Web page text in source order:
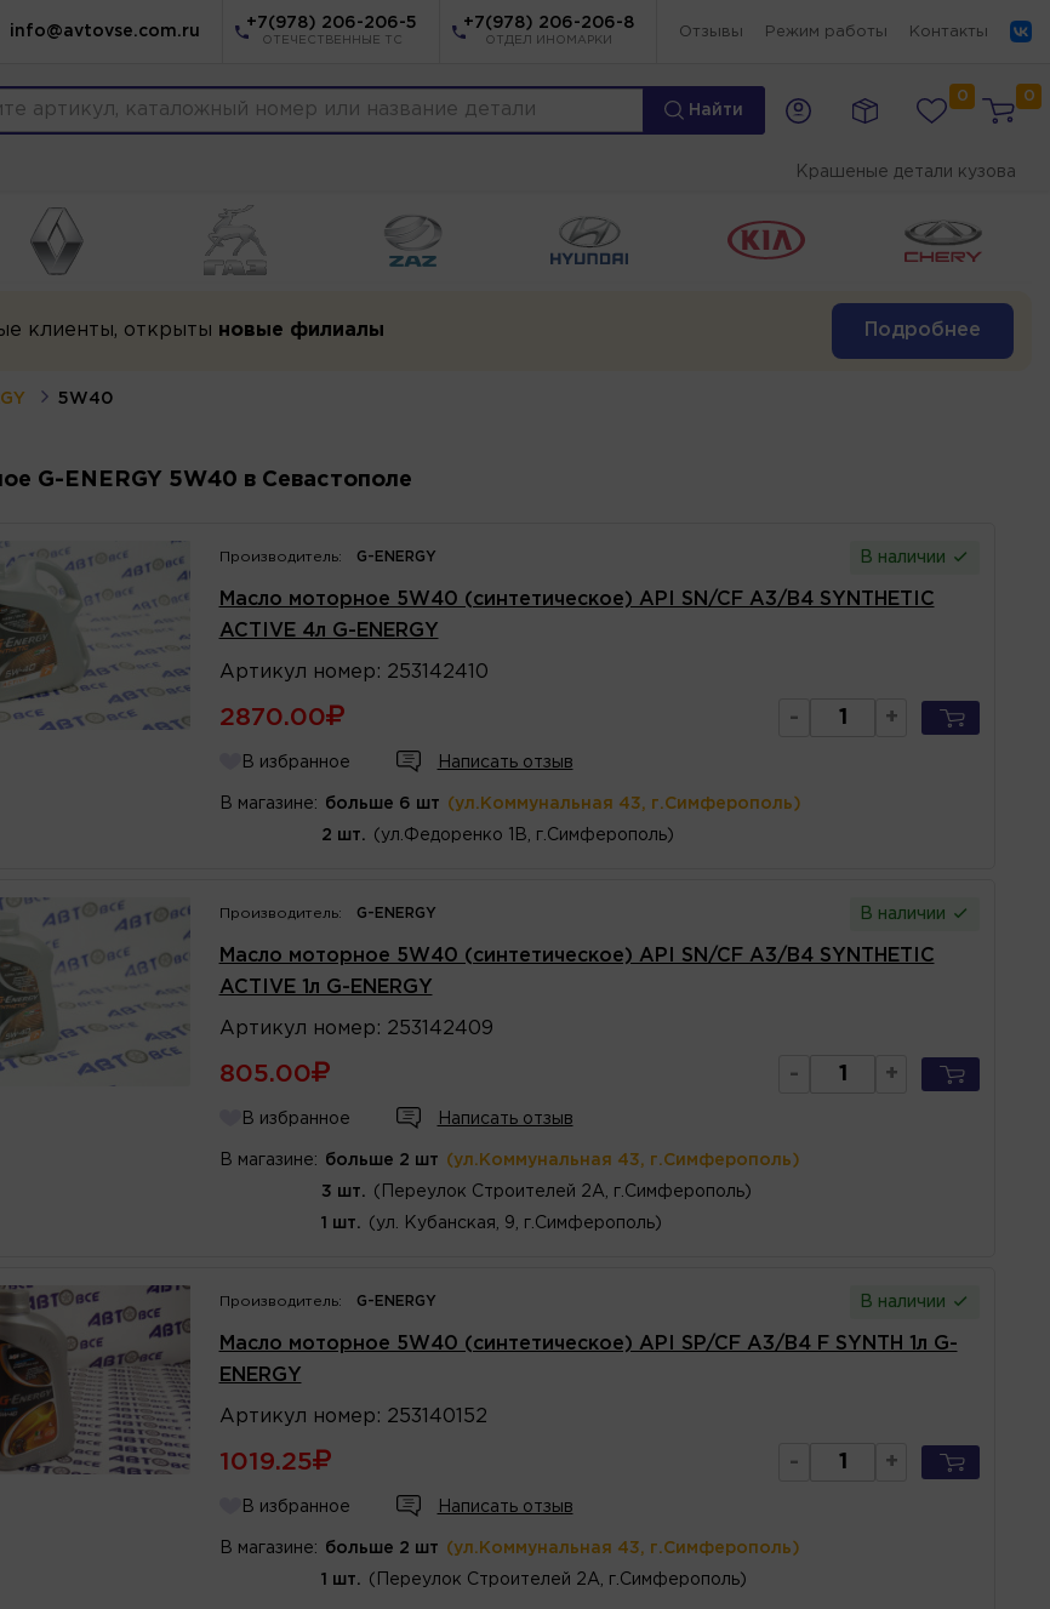
info@avtovse.com.ru
+7(978) 206-206-5
ОТЕЧЕСТВЕННЫЕ ТС
+7(978) 206-206-8
ОТДЕЛ ИНОМАРКИ
Отзывы Режим работы Контакты
Найти
0 0
Крашеные детали кузова
клиенты, открыты новые филиалы Подробнее
5W40
G-ENERGY 5W40 в Севастополе
Производитель: G-ENERGY В наличии
Масло моторное 5W40 (синтетическое) API SN/CF A3/B4 SYNTHETIC
ACTIVE 4л G-ENERGY
Артикул номер : 253142410
2870.00 - +
В избранное Написать отзыв
В магазине: больше 6 шт (ул.Коммунальная 43, г.Симферополь)
2 шт. (ул.Федоренко 1В, г.Симферополь)
Производитель: G-ENERGY В наличии
Масло моторное 5W40 (синтетическое) API SN/CF A3/B4 SYNTHETIC
ACTIVE 1л G-ENERGY
Артикул номер : 253142409
805.00 - +
В избранное Написать отзыв
В магазине: больше 2 шт (ул.Коммунальная 43, г.Симферополь)
3 шт. (Переулок Строителей 2А, г.Симферополь)
1 шт. (ул. Кубанская, 9, г.Симферополь)
Производитель: G-ENERGY В наличии
Масло моторное 5W40 (синтетическое) API SP/CF A3/B4 F SYNTH 1л G-
ENERGY
Артикул номер : 253140152
1019.25 - +
В избранное Написать отзыв
В магазине: больше 2 шт (ул.Коммунальная 43, г.Симферополь)
1 шт. (Переулок Строителей 2А, г.Симферополь)